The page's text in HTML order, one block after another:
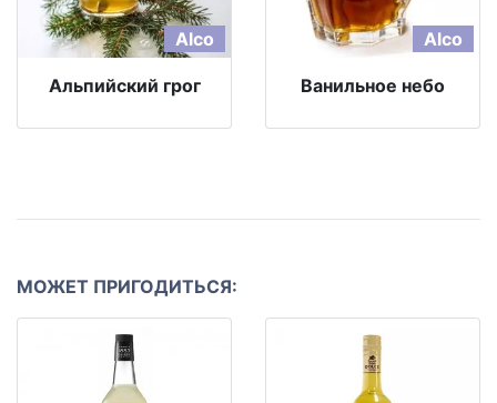
Alco
Альпийский грог
Alco
Ванильное небо
МОЖЕТ ПРИГОДИТЬСЯ: